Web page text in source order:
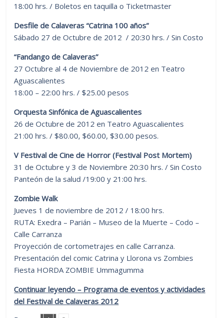
18:00 hrs. / Boletos en taquilla o Ticketmaster
Desfile de Calaveras “Catrina 100 años”
Sábado 27 de Octubre de 2012 / 20:30 hrs. / Sin Costo
“Fandango de Calaveras”
27 Octubre al 4 de Noviembre de 2012 en Teatro
Aguascalientes
18:00 – 22:00 hrs. / $25.00 pesos
Orquesta Sinfónica de Aguascalientes
26 de Octubre de 2012 en Teatro Aguascalientes
21:00 hrs. / $80.00, $60.00, $30.00 pesos.
V Festival de Cine de Horror (Festival Post Mortem)
31 de Octubre y 3 de Noviembre 20:30 hrs. / Sin Costo
Panteón de la salud /19:00 y 21:00 hrs.
Zombie Walk
Jueves 1 de noviembre de 2012 / 18:00 hrs.
RUTA: Exedra – Parián – Museo de la Muerte – Codo –
Calle Carranza
Proyección de cortometrajes en calle Carranza.
Presentación del comic Catrina y Llorona vs Zombies
Fiesta HORDA ZOMBIE Ummagumma
Continuar leyendo – Programa de eventos y actividades
del Festival de Calaveras 2012